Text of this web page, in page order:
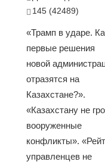
145 (42489)
«Трамп в ударе.
первые решения
новой
отразятся на
Казахстане?».
«Казахстану не
вооруженные
конфликты».
управленцев не